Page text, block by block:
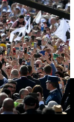
una Iglesia
una Iglesia
anuncia la
y que se
humanidad.
caminemos